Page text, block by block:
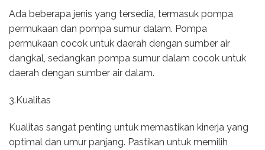
Ada beberapa jenis yang tersedia, termasuk pompa
permukaan dan pompa sumur dalam. Pompa
permukaan cocok untuk daerah dengan sumber air
dangkal, sedangkan pompa sumur dalam cocok untuk
daerah dengan sumber air dalam.
3.Kualitas
Kualitas sangat penting untuk memastikan kinerja yang
optimal dan umur panjang. Pastikan untuk memilih